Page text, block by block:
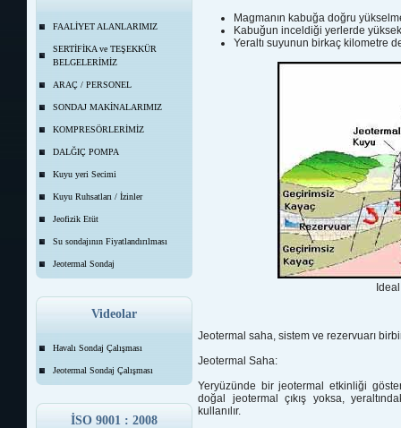
FAALİYET ALANLARIMIZ
SERTİFİKA ve TEŞEKKÜR
BELGELERİMİZ
ARAÇ / PERSONEL
SONDAJ MAKİNALARIMIZ
KOMPRESÖRLERİMİZ
DALĞIÇ POMPA
Kuyu yeri Secimi
Kuyu Ruhsatları / İzinler
Jeofizik Etüt
Su sondajının Fiyatlandırılması
Jeotermal Sondaj
Videolar
Havalı Sondaj Çalışması
Jeotermal Sondaj Çalışması
İSO 9001 : 2008
Magmanın kabuğa doğru
Kabuğun inceldiği yerlerde yüksek
Yeraltı suyunun birkaç kilometre
Jeotermal saha, sistem ve rezervuarı
Jeotermal Saha:
Yeryüzünde bir jeotermal etkinliği
doğal jeotermal çıkış yoksa,
kullanılır.